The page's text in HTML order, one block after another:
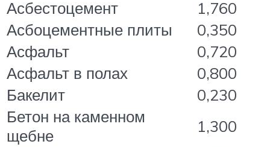
Асбестоцемент
1,760
Асбоцементные плиты
0,350
Асфальт
0,720
Асфальт в полах
0,800
Бакелит
0,230
Бетон на каменном
щебне
1,300